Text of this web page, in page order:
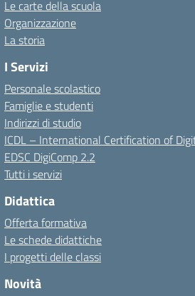
Le carte della scuola
Organizzazione
La storia
I Servizi
Personale scolastico
Famiglie e studenti
Indirizzi di studio
ICDL – International Certification of
EDSC DigiComp 2.2
Tutti i servizi
Didattica
Offerta formativa
Le schede didattiche
I progetti delle classi
Novità